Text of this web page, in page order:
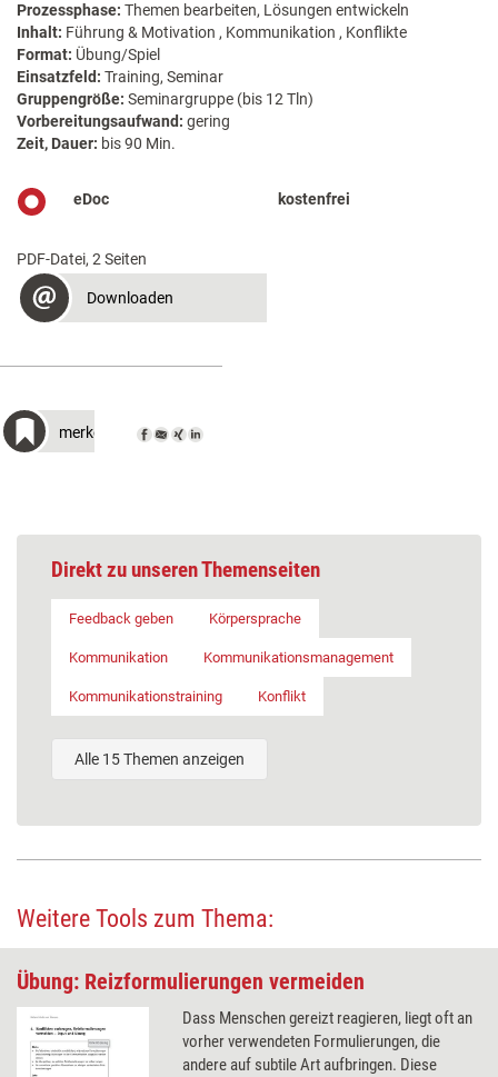
Prozessphase: Themen bearbeiten, Lösungen entwickeln
Inhalt: Führung & Motivation , Kommunikation , Konflikte
Format: Übung/Spiel
Einsatzfeld: Training, Seminar
Gruppengröße: Seminargruppe (bis 12 Tln)
Vorbereitungsaufwand: gering
Zeit, Dauer: bis 90 Min.
eDoc kostenfrei
PDF-Datei, 2 Seiten
Downloaden
merken
Direkt zu unseren Themenseiten
Feedback geben Körpersprache
Kommunikation Kommunikationsmanagement
Kommunikationstraining Konflikt
Alle 15 Themen anzeigen
Weitere Tools zum Thema:
Übung: Reizformulierungen vermeiden
Dass Menschen gereizt reagieren, liegt oft an
vorher verwendeten Formulierungen, die
andere auf subtile Art aufbringen. Diese